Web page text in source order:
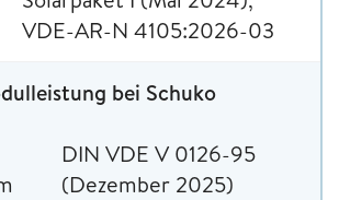
VDE-AR-N 4105:2026-03
bei Schuko
DIN VDE V 0126-95
(Dezember 2025)